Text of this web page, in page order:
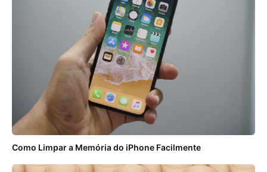
Como Limpar a Memória do iPhone Facilmente